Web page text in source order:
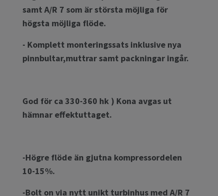
samt A/R 7 som är största möjliga för
högsta möjliga flöde.
- Komplett monteringssats inklusive nya
pinnbultar,muttrar samt packningar ingår.
God för ca 330-360 hk ) Kona avgas ut
hämnar effektuttaget.
-Högre flöde än gjutna kompressordelen
10-15%.
-Bolt on via nytt unikt turbinhus med A/R 7